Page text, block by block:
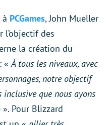
PCGames, John Mueller
l’objectif des
la création du
«À tous les niveaux, avec
notre objectif
inclusive que nous ayons
». Pour Blizzard